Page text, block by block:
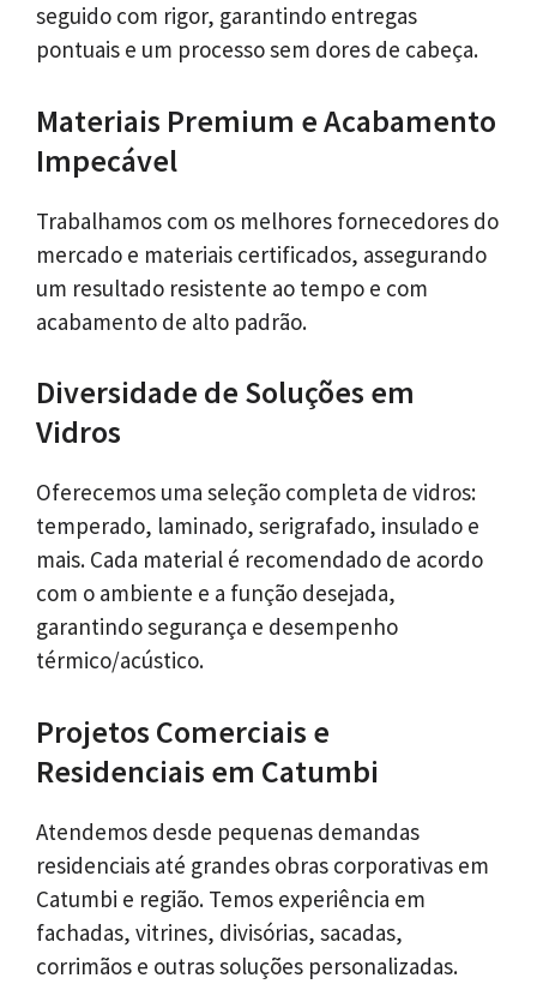
seguido com rigor, garantindo entregas
pontuais e um processo sem dores de cabeça.
Materiais Premium e Acabamento
Impecável
Trabalhamos com os melhores fornecedores do
mercado e materiais certificados, assegurando
um resultado resistente ao tempo e com
acabamento de alto padrão.
Diversidade de Soluções em
Vidros
Oferecemos uma seleção completa de vidros:
temperado, laminado, serigrafado, insulado e
mais. Cada material é recomendado de acordo
com o ambiente e a função desejada,
garantindo segurança e desempenho
térmico/acústico.
Projetos Comerciais e
Residenciais em Catumbi
Atendemos desde pequenas demandas
residenciais até grandes obras corporativas em
Catumbi e região. Temos experiência em
fachadas, vitrines, divisórias, sacadas,
corrimãos e outras soluções personalizadas.